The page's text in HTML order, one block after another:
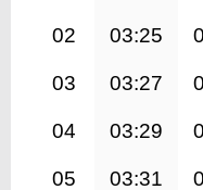
02 03:25
03 03:27
04 03:29
05 03:31